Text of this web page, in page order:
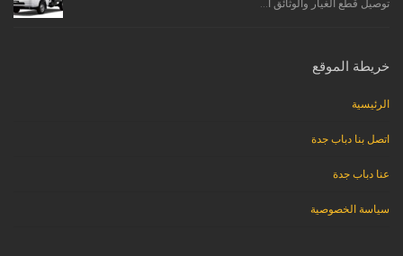
توصيل قطع الغيار والوثائق ا...
خريطة الموقع
الرئيسية
اتصل بنا دباب جدة
عنا دباب جدة
سياسة الخصوصية